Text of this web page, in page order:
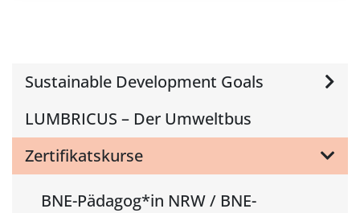
Sustainable Development Goals
LUMBRICUS – Der Umweltbus
Zertifikatskurse
BNE-Pädagog*in NRW / BNE-